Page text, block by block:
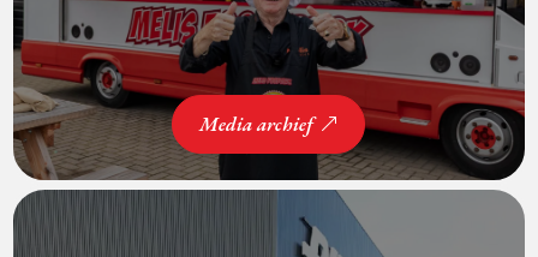
Media archief